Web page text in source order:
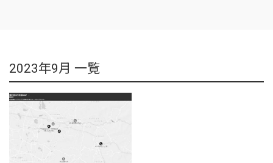
2023年9月 一覧
コワーキングスペース【MushRoom】
アクセス
表彰実績
創業60年記念誌